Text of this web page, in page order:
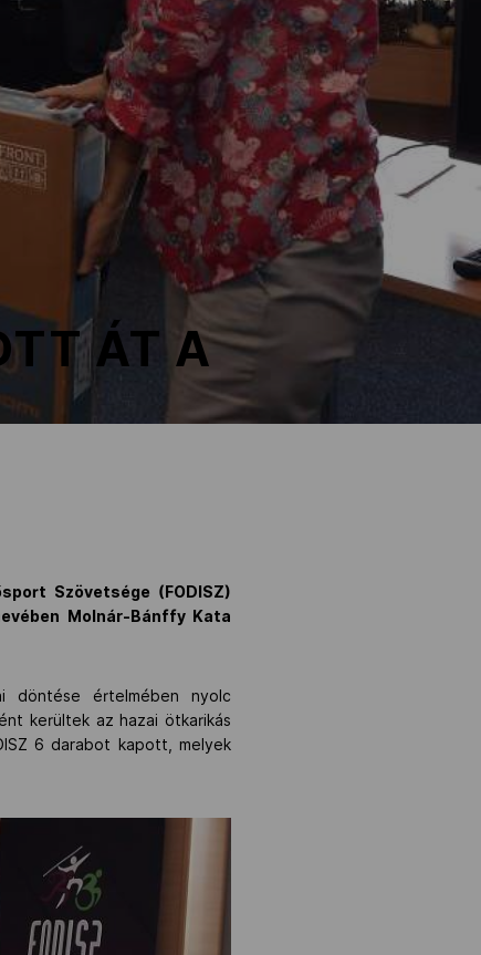
ÁT A
Szövetsége (FODISZ)
Molnár-Bánffy Kata
döntése értelmében nyolc
kerültek az hazai ötkarikás
6 darabot kapott, melyek